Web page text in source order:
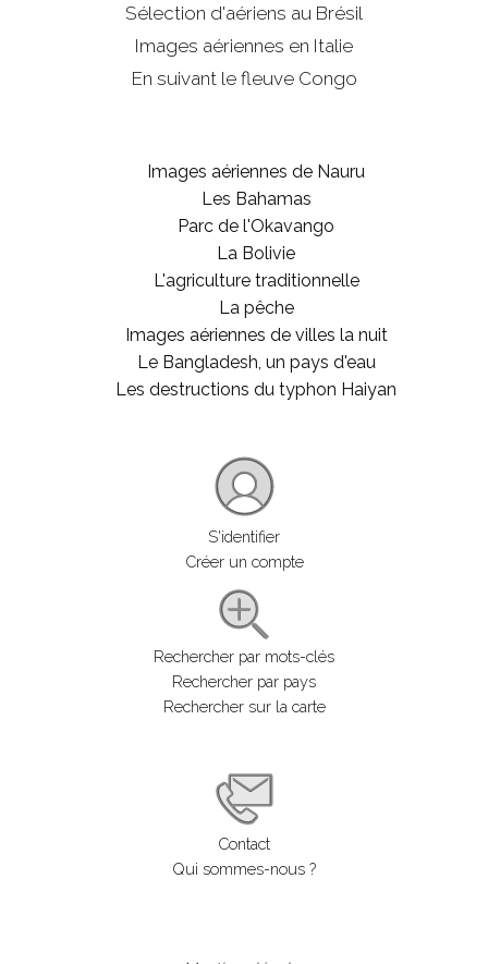
Sélection d'aériens au Brésil
Images aériennes en Italie
En suivant le fleuve Congo
Images aériennes de Nauru
Les Bahamas
Parc de l'Okavango
La Bolivie
L'agriculture traditionnelle
La pêche
Images aériennes de villes la nuit
Le Bangladesh, un pays d'eau
Les destructions du typhon Haiyan
S'identifier
Créer un compte
Rechercher par mots-clés
Rechercher par pays
Rechercher sur la carte
Contact
Qui sommes-nous ?